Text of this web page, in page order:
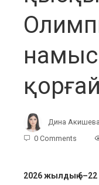
Дина Акишева
0 Comments
2026 жылдың